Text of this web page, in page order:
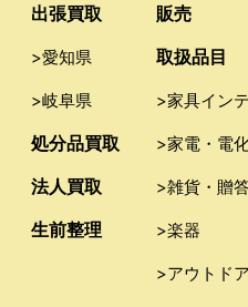
出張買取
>愛知県
>岐阜県
処分品買取
法人買取
生前整理
販売
取扱品目
>家具イン
>家電・電
>雑貨・贈
>楽器
>アウトド